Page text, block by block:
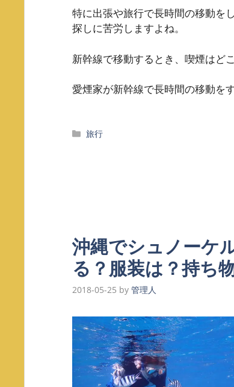
特に出張や旅行で長時間の移動を
探しに苦労しますよね。
新幹線で移動するとき、喫煙はど
愛煙家が新幹線で長時間の移動を
カ
旅行
沖縄でシュノーケ
る？服装は？持ち
2018-05-25 by 管理人